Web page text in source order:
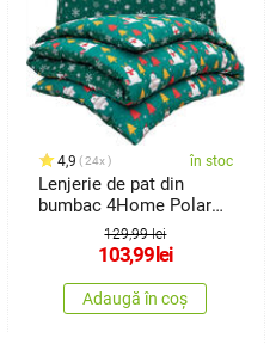
4,9 24x în stoc
Lenjerie de pat din
bumbac 4Home Polar
Bear, 140 x200 cm, 70 x
129,99 lei
103,99 lei
Adaugă în coș